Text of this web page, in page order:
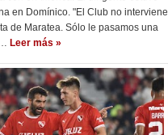
en Domínico. "El Club no interviene
de Maratea. Sólo le pasamos una
Leer más »